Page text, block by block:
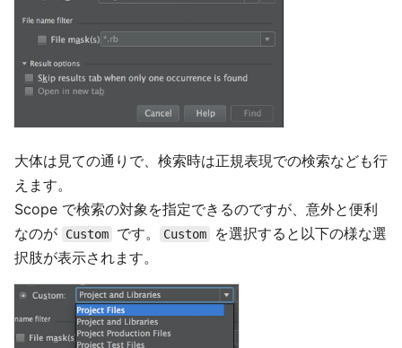
大体は見ての通りで、検索時は正規表現での検索なども行
えます。
Scope で検索の対象を指定できるのですが、意外と便利
なのが
Custom です。 Custom
を選択すると以下の様な選
択肢が表示されます。